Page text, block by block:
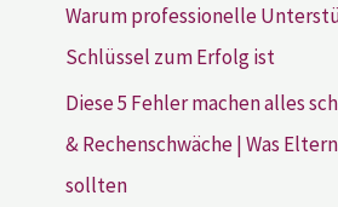
Warum professionelle
Schlüssel zum Erfolg ist
Diese 5 Fehler machen alles
& Rechenschwäche | Was
sollten